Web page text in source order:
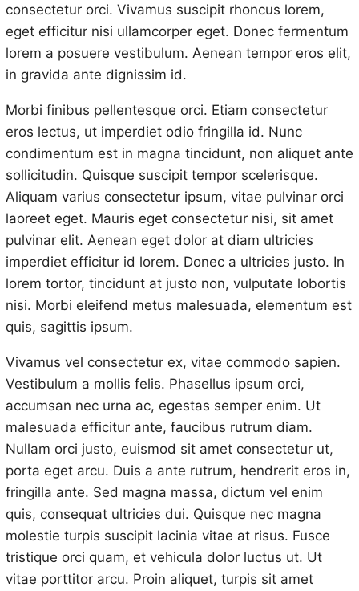
consectetur orci. Vivamus suscipit rhoncus lorem,
eget efficitur nisi ullamcorper eget. Donec fermentum
lorem a posuere vestibulum. Aenean tempor eros elit,
in gravida ante dignissim id.
Morbi finibus pellentesque orci. Etiam consectetur
eros lectus, ut imperdiet odio fringilla id. Nunc
condimentum est in magna tincidunt, non aliquet ante
sollicitudin. Quisque suscipit tempor scelerisque.
Aliquam varius consectetur ipsum, vitae pulvinar orci
laoreet eget. Mauris eget consectetur nisi, sit amet
pulvinar elit. Aenean eget dolor at diam ultricies
imperdiet efficitur id lorem. Donec a ultricies justo. In
lorem tortor, tincidunt at justo non, vulputate lobortis
nisi. Morbi eleifend metus malesuada, elementum est
quis, sagittis ipsum.
Vivamus vel consectetur ex, vitae commodo sapien.
Vestibulum a mollis felis. Phasellus ipsum orci,
accumsan nec urna ac, egestas semper enim. Ut
malesuada efficitur ante, faucibus rutrum diam.
Nullam orci justo, euismod sit amet consectetur ut,
porta eget arcu. Duis a ante rutrum, hendrerit eros in,
fringilla ante. Sed magna massa, dictum vel enim
quis, consequat ultricies dui. Quisque nec magna
molestie turpis suscipit lacinia vitae at risus. Fusce
tristique orci quam, et vehicula dolor luctus ut. Ut
vitae porttitor arcu. Proin aliquet, turpis sit amet